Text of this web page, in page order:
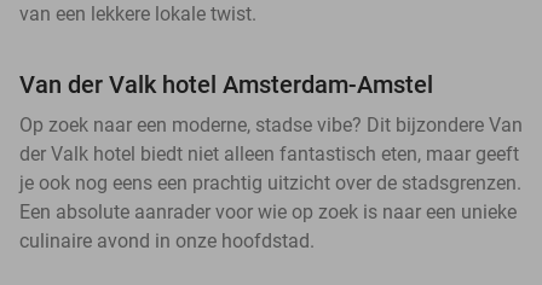
van een lekkere lokale twist.
Van der Valk hotel Amsterdam-Amstel
Op zoek naar een moderne, stadse vibe? Dit bijzondere Van
der Valk hotel biedt niet alleen fantastisch eten, maar geeft
je ook nog eens een prachtig uitzicht over de stadsgrenzen.
Een absolute aanrader voor wie op zoek is naar een unieke
culinaire avond in onze hoofdstad.